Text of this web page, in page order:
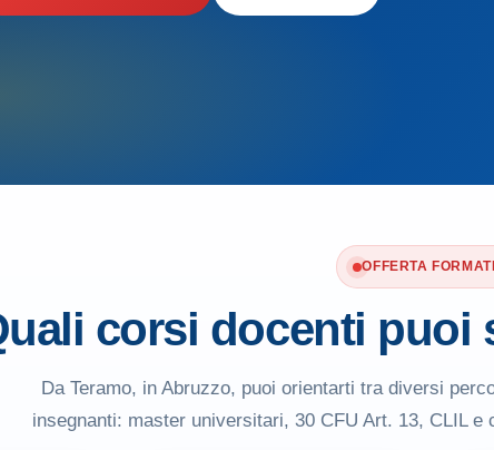
OFFERTA
corsi docenti puoi
Da Teramo, in Abruzzo, puoi orientarti tra diversi
insegnanti: master universitari, 30 CFU Art. 13, CLIL